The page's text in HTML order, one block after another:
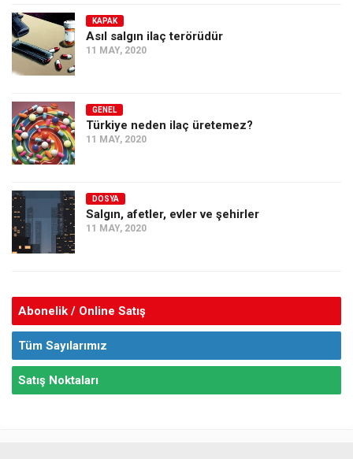
KAPAK
Asıl salgın ilaç terörüdür
11 MAY, 2020
GENEL
Türkiye neden ilaç üretemez?
11 MAY, 2020
DOSYA
Salgın, afetler, evler ve şehirler
11 MAY, 2020
Abonelik / Online Satış
Tüm Sayılarımız
Satış Noktaları